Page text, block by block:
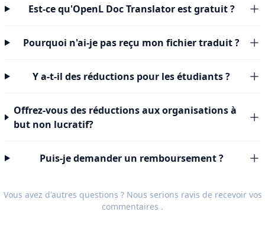
Est-ce qu'OpenL Doc Translator est gratuit ?
Pourquoi n'ai-je pas reçu mon fichier traduit ?
Y a-t-il des réductions pour les étudiants ?
Offrez-vous des réductions aux organisations à
but non lucratif?
Puis-je demander un remboursement ?
Vous avez d'autres questions ? Nous serions ravis de recevoir vos
commentaires .